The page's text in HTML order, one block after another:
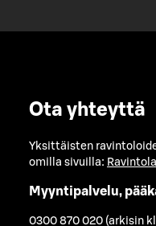
Ota yhteyttä
Yksittäisten
omilla sivuilla:
Myyntipalvelu,
0300 870 020 (arkisin